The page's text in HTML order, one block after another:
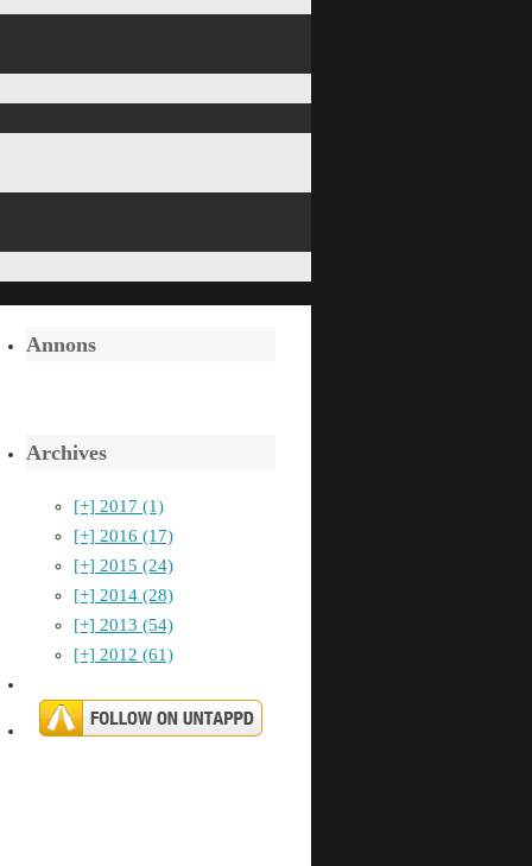
Annons
Archives
[+] 2017 (1)
[+] 2016 (17)
[+] 2015 (24)
[+] 2014 (28)
[+] 2013 (54)
[+] 2012 (61)